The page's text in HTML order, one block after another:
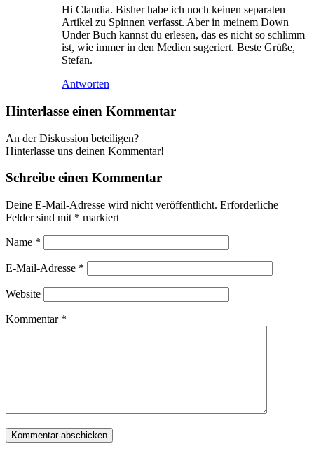
Hi Claudia. Bisher habe ich noch keinen separaten
Artikel zu Spinnen verfasst. Aber in meinem Down
Under Buch kannst du erlesen, das es nicht so schlimm
ist, wie immer in den Medien sugeriert. Beste Grüße,
Stefan.
Antworten
Hinterlasse einen Kommentar
An der Diskussion beteiligen?
Hinterlasse uns deinen Kommentar!
Schreibe einen Kommentar
Deine E-Mail-Adresse wird nicht veröffentlicht. Erforderliche
Felder sind mit * markiert
Name *
E-Mail-Adresse *
Website
Kommentar *